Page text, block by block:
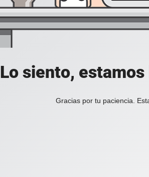
Lo siento,
Gracias por tu paciencia.